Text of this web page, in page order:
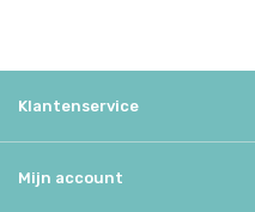
Klantenservice
Mijn account